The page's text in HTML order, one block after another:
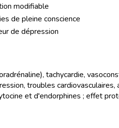
modifiable
de pleine conscience
de dépression
tachycardie,
troubles cardiovasculaires,
et d'endorphines ; effet